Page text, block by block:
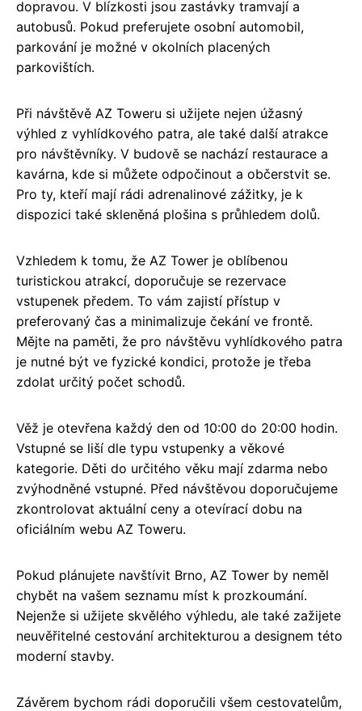
dopravou. V blízkosti jsou zastávky tramvají a
autobusů. Pokud preferujete osobní automobil,
parkování je možné v okolních placených
parkovištích.
Při návštěvě AZ Toweru si užijete nejen úžasný
výhled z vyhlídkového patra, ale také další atrakce
pro návštěvníky. V budově se nachází restaurace a
kavárna, kde si můžete odpočinout a občerstvit se.
Pro ty, kteří mají rádi adrenalinové zážitky, je k
dispozici také skleněná plošina s průhledem dolů.
Vzhledem k tomu, že AZ Tower je oblíbenou
turistickou atrakcí, doporučuje se rezervace
vstupenek předem. To vám zajistí přístup v
preferovaný čas a minimalizuje čekání ve frontě.
Mějte na paměti, že pro návštěvu vyhlídkového patra
je nutné být ve fyzické kondici, protože je třeba
zdolat určitý počet schodů.
Věž je otevřena každý den od 10:00 do 20:00 hodin.
Vstupné se liší dle typu vstupenky a věkové
kategorie. Děti do určitého věku mají zdarma nebo
zvýhodněné vstupné. Před návštěvou doporučujeme
zkontrolovat aktuální ceny a otevírací dobu na
oficiálním webu AZ Toweru.
Pokud plánujete navštívit Brno, AZ Tower by neměl
chybět na vašem seznamu míst k prozkoumání.
Nejenže si užijete skvělého výhledu, ale také zažijete
neuvěřitelné cestování architekturou a designem této
moderní stavby.
Závěrem bychom rádi doporučili všem cestovatelům,